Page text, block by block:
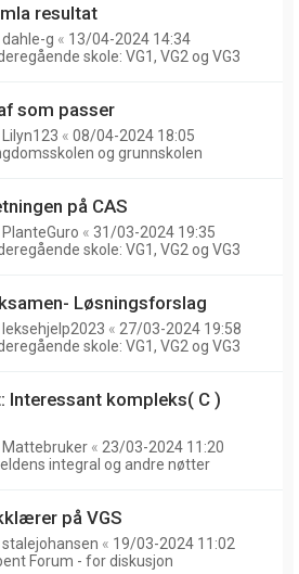
resultat
dahle-g « 13/04-2024 14:34
skole: VG1, VG2 og VG3
som passer
Lilyn123 « 08/04-2024 18:05
og grunnskolen
på CAS
PlanteGuro « 31/03-2024 19:35
skole: VG1, VG2 og VG3
Løsningsforslag
leksehjelp2023 « 27/03-2024 19:58
skole: VG1, VG2 og VG3
Interessant kompleks( C )
Mattebruker « 23/03-2024 11:20
integral og andre nøtter
på VGS
stalejohansen « 19/03-2024 11:02
Forum - for diskusjon